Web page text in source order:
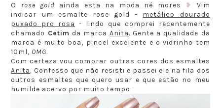
O rose gold ainda esta na moda né mores ❥
Vim
indicar um esmalte rose gold - metálico dourado
puxado pro rosa - lindo que comprei recentemente
chamado Cetim da marcaAnita. Gente a qualidade da
marca é muito boa, pincel excelente e o vidrinho tem
10ml, OMG.
Com certeza vou comprar outras cores dos esmaltes
Anita. Confesso que não resisti e passei ele na fila dos
outros esmaltes que quero usar e que estão no meu
humilde acervo por muito tempo.